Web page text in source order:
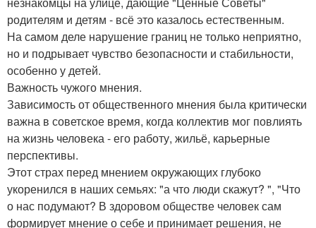
родителям и детям - всё это казалось естественным.
На самом деле нарушение границ не только неприятно,
но и подрывает чувство безопасности и стабильности,
особенно у детей.
Важность чужого мнения.
Зависимость от общественного мнения была критически
важна в советское время, когда коллектив мог повлиять
на жизнь человека - его работу, жильё, карьерные
перспективы.
Этот страх перед мнением окружающих глубоко
укоренился в наших семьях: "а что люди скажут? ", "Что
о нас подумают? В здоровом обществе человек сам
формирует мнение о себе и принимает решения, не